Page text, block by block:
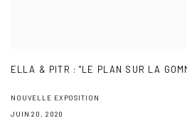
ELLA & PITR : "LE PLAN SUR LA
NOUVELLE EXPOSITION
JUIN 20, 2020